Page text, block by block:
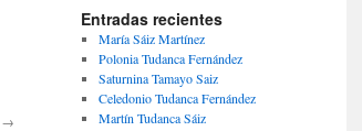
→
Entradas recientes
María Sáiz Martínez
Polonia Tudanca Fernández
Saturnina Tamayo Saiz
Celedonio Tudanca Fernández
Martín Tudanca Sáiz